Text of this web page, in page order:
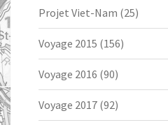
Projet Viet-Nam (25)
Voyage 2015 (156)
Voyage 2016 (90)
Voyage 2017 (92)